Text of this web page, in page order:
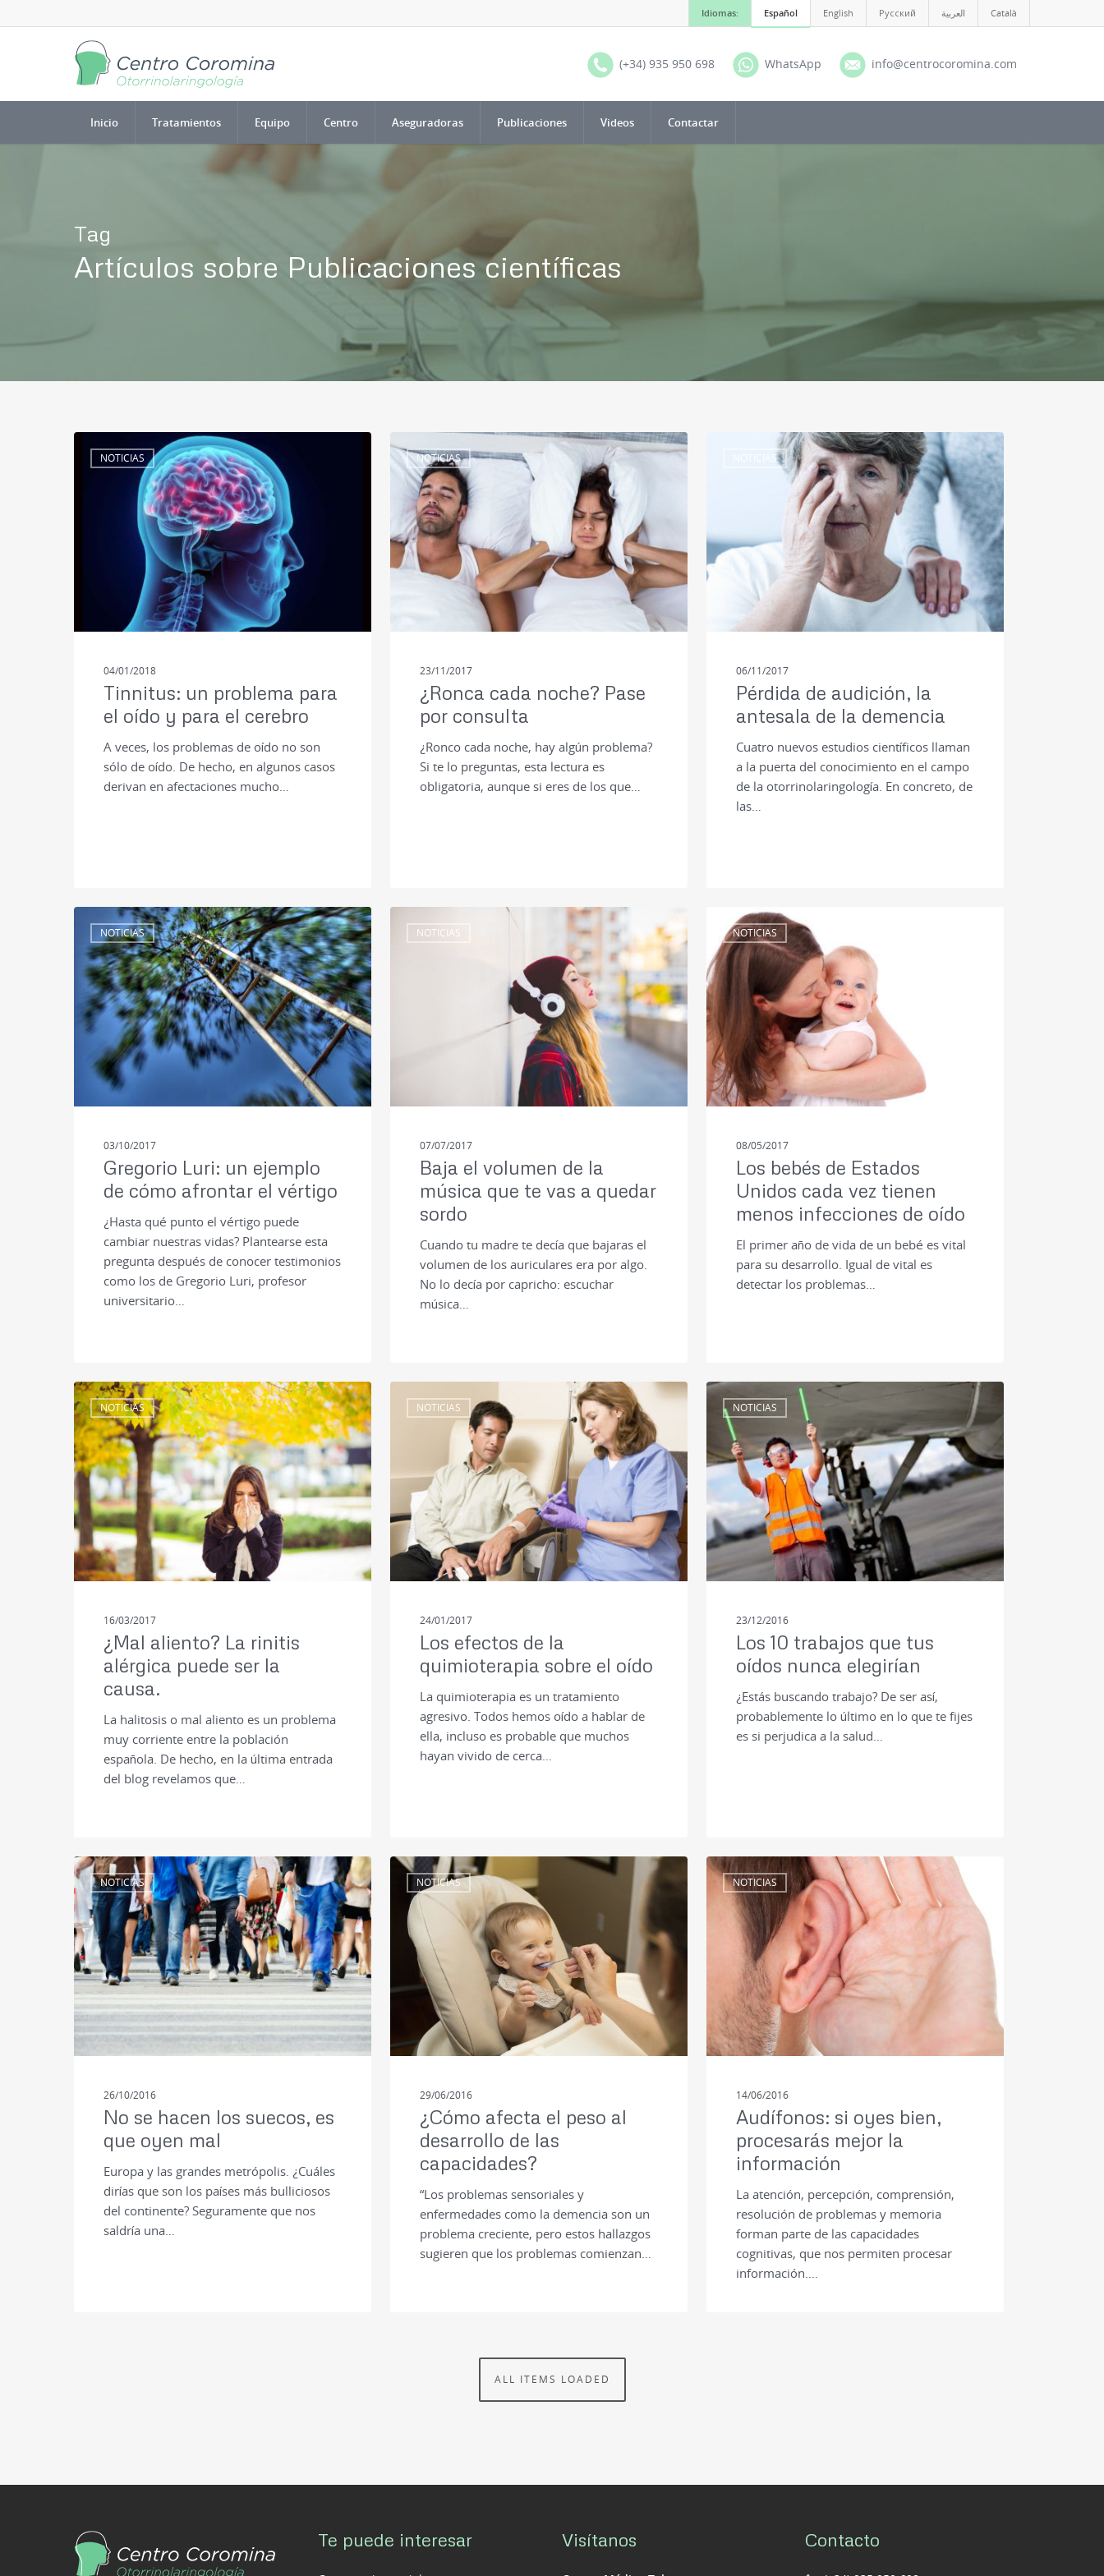
Idiomas: Español English Русский العربية Català
(+34) 935 950 698 WhatsApp info@centrocoromina.com
Inicio Tratamientos Equipo Centro Aseguradoras Publicaciones Videos Contactar
Tag
Artículos sobre Publicaciones científicas
NOTICIAS
04/01/2018
Tinnitus: un problema para
el oído y para el cerebro
A veces, los problemas de oído no son
sólo de oído. De hecho, en algunos casos
derivan en afectaciones mucho…
NOTICIAS
23/11/2017
¿Ronca cada noche? Pase
por consulta
¿Ronco cada noche, hay algún problema?
Si te lo preguntas, esta lectura es
obligatoria, aunque si eres de los que…
NOTICIAS
06/11/2017
Pérdida de audición, la
antesala de la demencia
Cuatro nuevos estudios científicos llaman
a la puerta del conocimiento en el campo
de la otorrinolaringología. En concreto, de
las…
NOTICIAS
03/10/2017
Gregorio Luri: un ejemplo
de cómo afrontar el vértigo
¿Hasta qué punto el vértigo puede
cambiar nuestras vidas? Plantearse esta
pregunta después de conocer testimonios
como los de Gregorio Luri, profesor
universitario…
NOTICIAS
07/07/2017
Baja el volumen de la
música que te vas a quedar
sordo
Cuando tu madre te decía que bajaras el
volumen de los auriculares era por algo.
No lo decía por capricho: escuchar
música…
NOTICIAS
08/05/2017
Los bebés de Estados
Unidos cada vez tienen
menos infecciones de oído
El primer año de vida de un bebé es vital
para su desarrollo. Igual de vital es
detectar los problemas…
NOTICIAS
16/03/2017
¿Mal aliento? La rinitis
alérgica puede ser la
causa.
La halitosis o mal aliento es un problema
muy corriente entre la población
española. De hecho, en la última entrada
del blog revelamos que…
NOTICIAS
24/01/2017
Los efectos de la
quimioterapia sobre el oído
La quimioterapia es un tratamiento
agresivo. Todos hemos oído a hablar de
ella, incluso es probable que muchos
hayan vivido de cerca…
NOTICIAS
23/12/2016
Los 10 trabajos que tus
oídos nunca elegirían
¿Estás buscando trabajo? De ser así,
probablemente lo último en lo que te fijes
es si perjudica a la salud…
NOTICIAS
26/10/2016
No se hacen los suecos, es
que oyen mal
Europa y las grandes metrópolis. ¿Cuáles
dirías que son los países más bulliciosos
del continente? Seguramente que nos
saldría una…
NOTICIAS
29/06/2016
¿Cómo afecta el peso al
desarrollo de las
capacidades?
“Los problemas sensoriales y
enfermedades como la demencia son un
problema creciente, pero estos hallazgos
sugieren que los problemas comienzan…
NOTICIAS
14/06/2016
Audífonos: si oyes bien,
procesarás mejor la
información
La atención, percepción, comprensión,
resolución de problemas y memoria
forman parte de las capacidades
cognitivas, que nos permiten procesar
información.…
Compromiso social
Centro Médico Teknon
08022 Barcelona
(+34) 935 950 698